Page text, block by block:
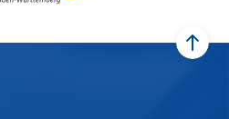
zum